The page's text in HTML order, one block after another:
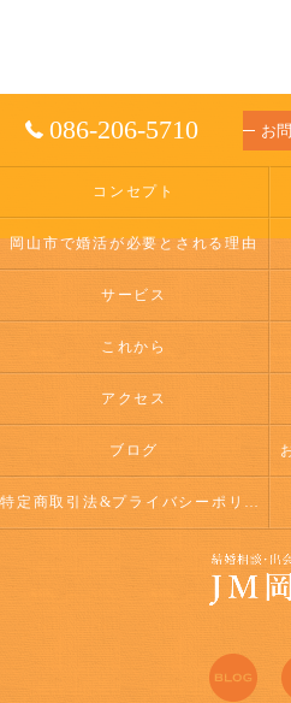
086-206-5710 お
コンセプト
岡山市で婚活が必要とされる理由
サービス
これから
アクセス
ブログ
特定商取引法&プライバシーポリシー